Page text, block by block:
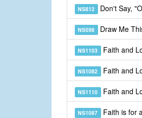
NS812 Don't Say,
NS598 Draw Me
NS1103 Faith and
NS1082 Faith and
NS1110 Faith and
NS1087 Faith is for